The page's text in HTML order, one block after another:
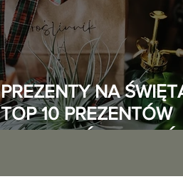
PREZENTY NA
TOP 10 PREZENTÓW
DLA MIŁOŚNIKA